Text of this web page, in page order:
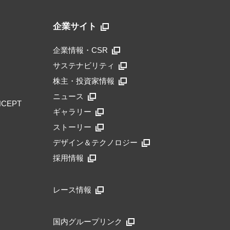
企業サイト
企業情報・CSR
サステナビリティ
株主・投資家情報
ニュース
ギャラリー
ストーリー
デザイン＆テクノロジー
採用情報
レース情報
国内グループリンク